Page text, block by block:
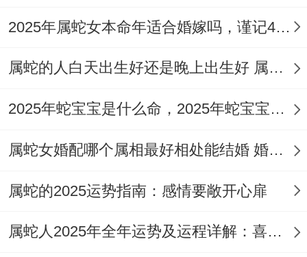
从新娘妆容到新郎的着装 - 都需要精心策划
跟准备。
友，以表达对他们的感激之情！这些细节之
处能够让婚礼更完美，还能够让新人同宾客
（5）多与伴侣沟通
2025属蛇女本命年，更有需要加强同伴侣间
2025年属蛇女本命年适合婚嫁吗，谨记4点迎接幸福
属蛇的人白天出生好还是晚上出生好 属蛇的一生运气和命运走向如何
2025年蛇宝宝是什么命，2025年蛇宝宝出生在几月命好
属蛇女婚配哪个属相最好相处能结婚 婚姻配对蛇女最忌三个属相
属蛇的2025运势指南：感情要敞开心扉
属蛇人2025年全年运势及运程详解：喜忧各半